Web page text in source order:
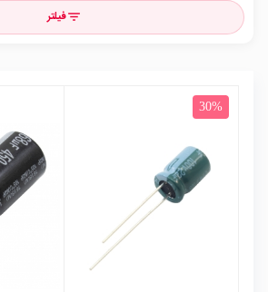
filter_listفیلتر
30%